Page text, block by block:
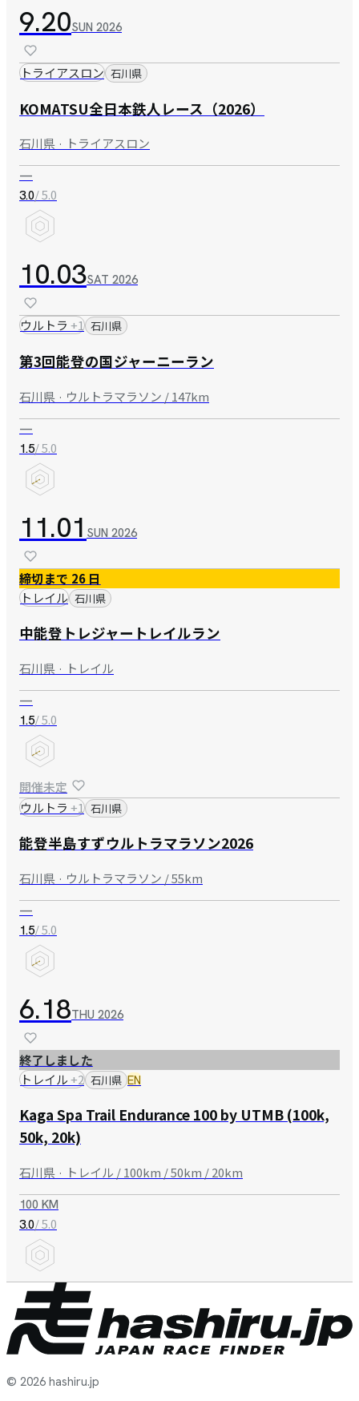
9.20SUN 2026
トライアスロン 石川県
KOMATSU全日本鉄人レース（2026）
石川県 · トライアスロン
—
3.0/ 5.0
10.03SAT 2026
ウルトラ +1 石川県
第3回能登の国ジャーニーラン
石川県 · ウルトラマラソン / 147km
—
1.5/ 5.0
11.01 SUN 2026
締切まで 26 日
トレイル 石川県
中能登トレジャートレイルラン
石川県 · トレイル
—
1.5/ 5.0
開催未定
ウルトラ +1 石川県
能登半島すずウルトラマラソン2026
石川県 · ウルトラマラソン / 55km
—
1.5/ 5.0
6.18THU 2026
終了しました
トレイル+2 石川県 EN
Kaga Spa Trail Endurance 100 by UTMB (100k,
50k, 20k)
石川県 · トレイル / 100km / 50km / 20km
100 KM
3.0/ 5.0
© 2026 hashiru.jp